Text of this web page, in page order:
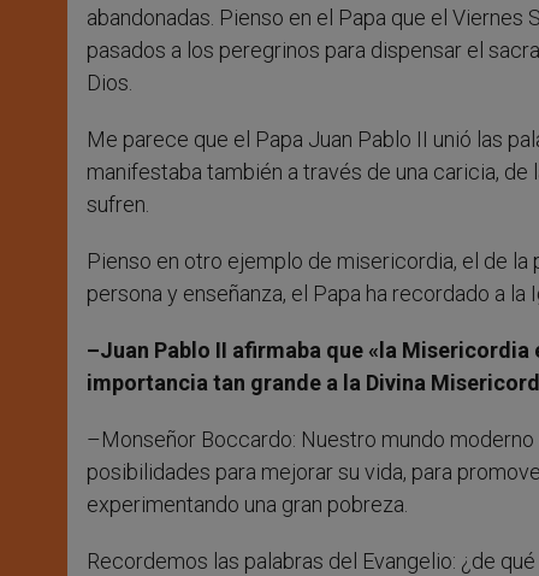
abandonadas. Pienso en el Papa que el Viernes
pasados a los peregrinos para dispensar el
Dios.
Me parece que el Papa Juan Pablo II unió las
manifestaba también a través de una caricia,
sufren.
Pienso en otro ejemplo de misericordia, el de la
persona y enseñanza, el Papa ha recordado a
–Juan Pablo II afirmaba que «la Misericordia
importancia tan grande a la Divina
–Monseñor Boccardo: Nuestro mundo
posibilidades para mejorar su vida, para
experimentando una gran pobreza.
Recordemos las palabras del Evangelio: ¿de